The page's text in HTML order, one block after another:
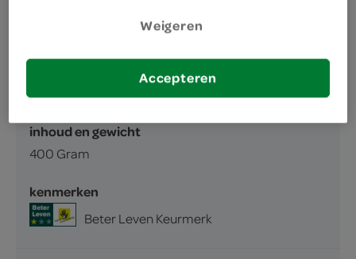
inhoud en gewicht
400 Gram
kenmerken
Beter Leven Keurmerk
Weigeren
Accepteren